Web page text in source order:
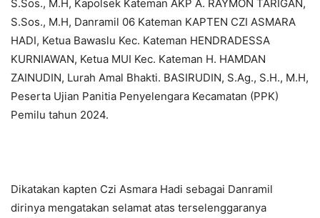
S.Sos., M.H, Kapolsek Kateman AKP A. RAYMON TARIGAN,
S.Sos., M.H, Danramil 06 Kateman KAPTEN CZI ASMARA
HADI, Ketua Bawaslu Kec. Kateman HENDRADESSA
KURNIAWAN, Ketua MUI Kec. Kateman H. HAMDAN
ZAINUDIN, Lurah Amal Bhakti. BASIRUDIN, S.Ag., S.H., M.H,
Peserta Ujian Panitia Penyelengara Kecamatan (PPK)
Pemilu tahun 2024.
Dikatakan kapten Czi Asmara Hadi sebagai Danramil
dirinya mengatakan selamat atas terselenggaranya